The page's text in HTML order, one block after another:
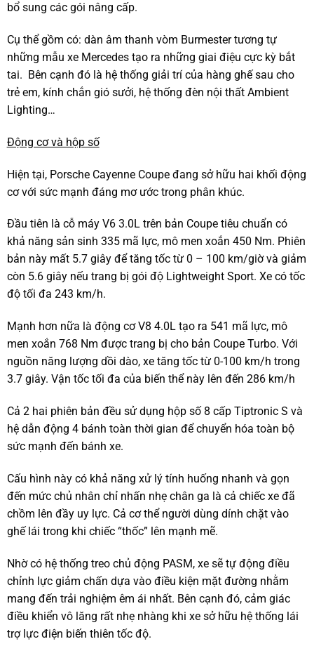
bổ sung các gói nâng cấp.
Cụ thể gồm có: dàn âm thanh vòm Burmester tương tự
những mẫu xe Mercedes tạo ra những giai điệu cực kỳ bắt
tai. Bên cạnh đó là hệ thống giải trí của hàng ghế sau cho
trẻ em, kính chắn gió sưởi, hệ thống đèn nội thất Ambient
Lighting…
Động cơ và hộp số
Hiện tại, Porsche Cayenne Coupe đang sở hữu hai khối động
cơ với sức mạnh đáng mơ ước trong phân khúc.
Đầu tiên là cỗ máy V6 3.0L trên bản Coupe tiêu chuẩn có
khả năng sản sinh 335 mã lực, mô men xoắn 450 Nm. Phiên
bản này mất 5.7 giây để tăng tốc từ 0 – 100 km/giờ và giảm
còn 5.6 giây nếu trang bị gói độ Lightweight Sport. Xe có tốc
độ tối đa 243 km/h.
Mạnh hơn nữa là động cơ V8 4.0L tạo ra 541 mã lực, mô
men xoắn 768 Nm được trang bị cho bản Coupe Turbo. Với
nguồn năng lượng dồi dào, xe tăng tốc từ 0-100 km/h trong
3.7 giây. Vận tốc tối đa của biến thể này lên đến 286 km/h
Cả 2 hai phiên bản đều sử dụng hộp số 8 cấp Tiptronic S và
hệ dẫn động 4 bánh toàn thời gian để chuyển hóa toàn bộ
sức mạnh đến bánh xe.
Cấu hình này có khả năng xử lý tính huống nhanh và gọn
đến mức chủ nhân chỉ nhấn nhẹ chân ga là cả chiếc xe đã
chồm lên đầy uy lực. Cả cơ thể người dùng dính chặt vào
ghế lái trong khi chiếc “thốc” lên mạnh mẽ.
Nhờ có hệ thống treo chủ động PASM, xe sẽ tự động điều
chỉnh lực giảm chấn dựa vào điều kiện mặt đường nhằm
mang đến trải nghiệm êm ái nhất. Bên cạnh đó, cảm giác
điều khiển vô lăng rất nhẹ nhàng khi xe sở hữu hệ thống lái
trợ lực điện biến thiên tốc độ.